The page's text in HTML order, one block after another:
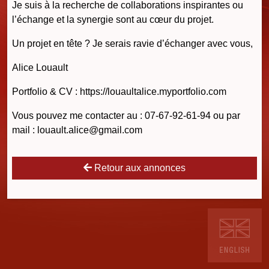
Je suis à la recherche de collaborations inspirantes ou
l’échange et la synergie sont au cœur du projet.
Un projet en tête ? Je serais ravie d’échanger avec vous,
Alice Louault
Portfolio & CV : https://louaultalice.myportfolio.com
Vous pouvez me contacter au : 07-67-92-61-94 ou par
mail : louault.alice@gmail.com
Retour aux annonces